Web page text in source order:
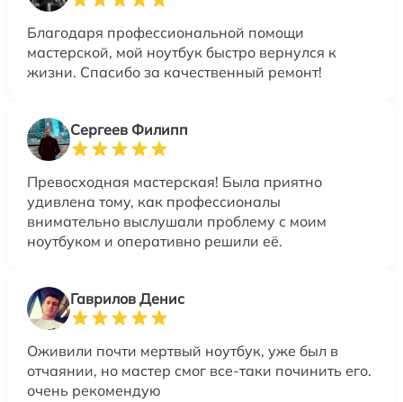
Благодаря профессиональной помощи
мастерской, мой ноутбук быстро вернулся к
жизни. Спасибо за качественный ремонт!
Сергеев Филипп
Превосходная мастерская! Была приятно
удивлена тому, как профессионалы
внимательно выслушали проблему с моим
ноутбуком и оперативно решили её.
Гаврилов Денис
Оживили почти мертвый ноутбук, уже был в
отчаянии, но мастер смог все-таки починить его.
очень рекомендую